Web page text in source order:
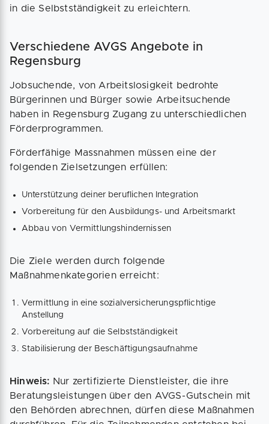
in die Selbstständigkeit zu erleichtern.
Verschiedene AVGS Angebote in
Regensburg
Jobsuchende, von Arbeitslosigkeit bedrohte
Bürgerinnen und Bürger sowie Arbeitsuchende
haben in Regensburg Zugang zu unterschiedlichen
Förderprogrammen.
Förderfähige Massnahmen müssen eine der
folgenden Zielsetzungen erfüllen:
Unterstützung deiner beruflichen Integration
Vorbereitung für den Ausbildungs- und Arbeitsmarkt
Abbau von Vermittlungshindernissen
Die Ziele werden durch folgende
Maßnahmenkategorien erreicht:
Vermittlung in eine sozialversicherungspflichtige
Anstellung
Vorbereitung auf die Selbstständigkeit
Stabilisierung der Beschäftigungsaufnahme
Hinweis: Nur zertifizierte Dienstleister, die ihre
Beratungsleistungen über den AVGS-Gutschein mit
den Behörden abrechnen, dürfen diese Maßnahmen